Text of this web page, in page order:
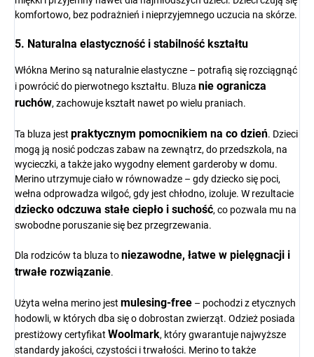
komfortowo, bez podrażnień i nieprzyjemnego uczucia na skórze.
5. Naturalna elastyczność i stabilność kształtu
Włókna Merino są naturalnie elastyczne – potrafią się rozciągnąć
i powrócić do pierwotnego kształtu. Bluza nie ogranicza
ruchów, zachowuje kształt nawet po wielu praniach.
Ta bluza jest praktycznym pomocnikiem na co dzień. Dzieci
mogą ją nosić podczas zabaw na zewnątrz, do przedszkola, na
wycieczki, a także jako wygodny element garderoby w domu.
Merino utrzymuje ciało w równowadze – gdy dziecko się poci,
wełna odprowadza wilgoć, gdy jest chłodno, izoluje. W rezultacie
dziecko odczuwa stałe ciepło i suchość, co pozwala mu na
swobodne poruszanie się bez przegrzewania.
Dla rodziców ta bluza toniezawodne, łatwe w pielęgnacji i
trwałe rozwiązanie.
Użyta wełna merino jest mulesing-free – pochodzi z etycznych
hodowli, w których dba się o dobrostan zwierząt. Odzież posiada
prestiżowy certyfikat Woolmark, który gwarantuje najwyższe
standardy jakości, czystości i trwałości. Merino to także